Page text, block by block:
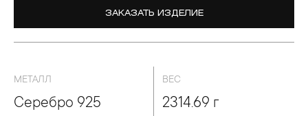
ЗАКАЗАТЬ ИЗДЕЛИЕ
МЕТАЛЛ
Серебро 925
ВЕС
2314.69 г